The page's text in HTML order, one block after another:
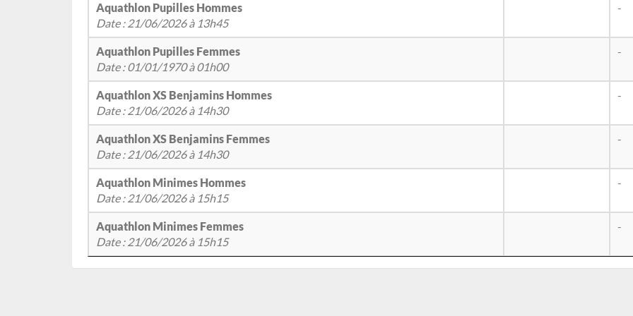
Aquathlon Pupilles Hommes
Date : 21/06/2026 à 13h45
-
Aquathlon Pupilles Femmes
Date : 01/01/1970 à 01h00
-
Aquathlon XS Benjamins Hommes
Date : 21/06/2026 à 14h30
-
Aquathlon XS Benjamins Femmes
Date : 21/06/2026 à 14h30
-
Aquathlon Minimes Hommes
Date : 21/06/2026 à 15h15
-
Aquathlon Minimes Femmes
Date : 21/06/2026 à 15h15
-